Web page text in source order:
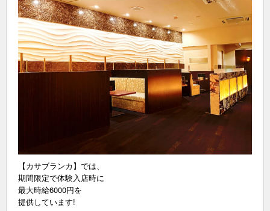
【カサブランカ】では、
期間限定で体験入店時に
最大時給6000円を
提供しています!